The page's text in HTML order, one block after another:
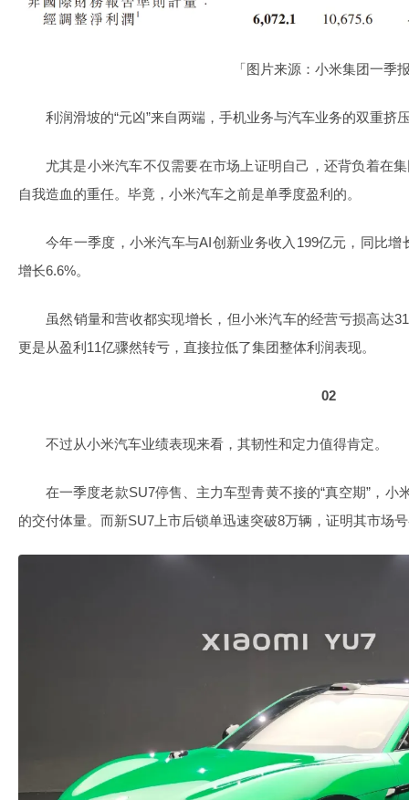
「图片来源：小米集团一季
利润滑坡的“元凶”来自两端，手机业务与汽车业务的双重挤
尤其是小米汽车不仅需要在市场上证明自己，还背负着在
自我造血的重任。毕竟，小米汽车之前是单季度盈利的。
今年一季度，小米汽车与AI创新业务收入199亿元，同比增
增长6.6%。
虽然销量和营收都实现增长，但小米汽车的经营亏损高达
更是从盈利11亿骤然转亏，直接拉低了集团整体利润表现。
02
不过从小米汽车业绩表现来看，其韧性和定力值得肯定。
在一季度老款SU7停售、主力车型青黄不接的“真空期”，小
的交付体量。而新SU7上市后锁单迅速突破8万辆，证明其市场